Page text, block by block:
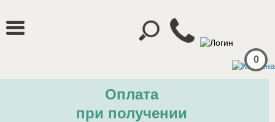
0
Оплата
при получении